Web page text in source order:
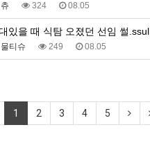
324 08.05
있을 때 식탐 오졌던 선임 썰.ssul
티슈 249 08.05
1 2 3 4 5